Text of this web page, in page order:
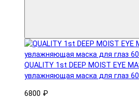
QUALITY 1st DEEP MOIST EYE
увлажняющая маска для глаз
6800 ₽